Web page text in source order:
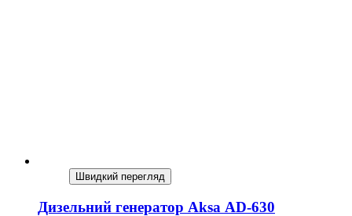
Швидкий перегляд
Дизельний генератор Aksa AD-630